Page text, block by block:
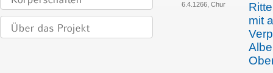
6.4.1266, Chur
mit